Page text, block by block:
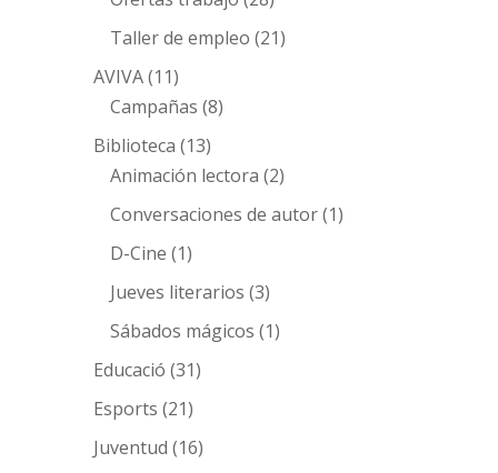
Taller de empleo (21)
AVIVA(11)
Campañas (8)
Biblioteca (13)
Animación lectora (2)
Conversaciones de autor(1)
D-Cine (1)
Jueves literarios (3)
Sábados mágicos (1)
Educació (31)
Esports (21)
Juventud (16)